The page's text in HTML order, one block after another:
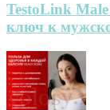
TestoLink
ключ к